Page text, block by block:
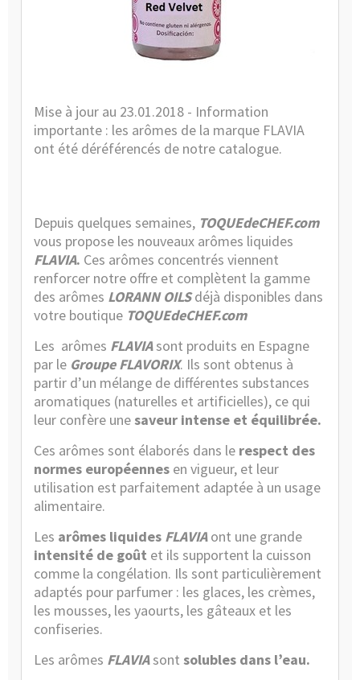
Mise à jour au 23.01.2018 - Information
importante : les arômes de la marque FLAVIA
ont été déréférencés de notre catalogue.
Depuis quelques semaines, TOQUEdeCHEF.com
vous propose les nouveaux arômes liquides
FLAVIA. Ces arômes concentrés viennent
renforcer notre offre et complètent la gamme
des arômes LORANN OILS déjà disponibles dans
votre boutique TOQUEdeCHEF.com
Les arômes FLAVIAsont produits en Espagne
par le Groupe FLAVORIX. Ils sont obtenus à
partir d’un mélange de différentes substances
aromatiques (naturelles et artificielles), ce qui
leur confère unesaveur intense et équilibrée.
Ces arômes sont élaborés dans le respect des
normes européennes en vigueur, et leur
utilisation est parfaitement adaptée à un usage
alimentaire.
Les arômes liquides FLAVIAont une grande
intensité de goût et ils supportent la cuisson
comme la congélation. Ils sont particulièrement
adaptés pour parfumer : les glaces, les crèmes,
les mousses, les yaourts, les gâteaux et les
confiseries.
Les arômes FLAVIAsont solubles dans l’eau.